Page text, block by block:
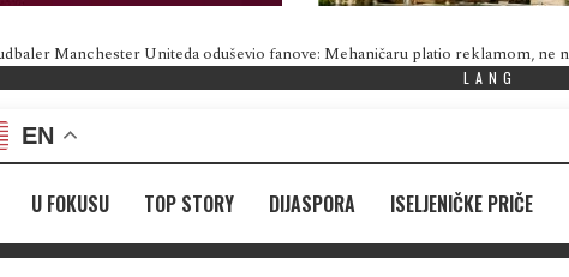
Diplomatija po crnogorski: Uvrijedi ljekare, pa postani generalna konzulka u
LANG
EN
U FOKUSU TOP STORY DIJASPORA ISELJENIČKE PRIČE